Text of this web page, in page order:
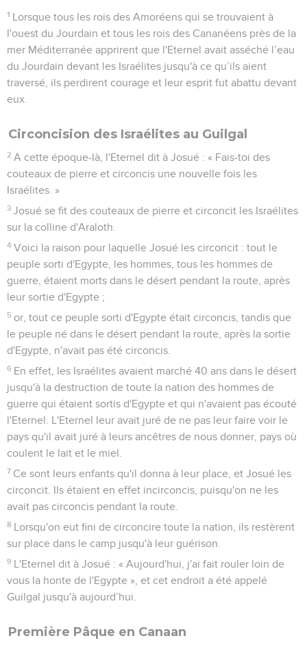
1 Lorsque tous les rois des Amoréens qui se trouvaient à
l'ouest du Jourdain et tous les rois des Cananéens près de la
mer Méditerranée apprirent que l'Eternel avait asséché l’eau
du Jourdain devant les Israélites jusqu'à ce qu’ils aient
traversé, ils perdirent courage et leur esprit fut abattu devant
eux.
Circoncision des Israélites au Guilgal
2 A cette époque-là, l'Eternel dit à Josué : « Fais-toi des
couteaux de pierre et circoncis une nouvelle fois les
Israélites. »
3 Josué se fit des couteaux de pierre et circoncit les Israélites
sur la colline d'Araloth.
4 Voici la raison pour laquelle Josué les circoncit : tout le
peuple sorti d'Egypte, les hommes, tous les hommes de
guerre, étaient morts dans le désert pendant la route, après
leur sortie d'Egypte ;
5 or, tout ce peuple sorti d'Egypte était circoncis, tandis que
le peuple né dans le désert pendant la route, après la sortie
d'Egypte, n'avait pas été circoncis.
6 En effet, les Israélites avaient marché 40 ans dans le désert
jusqu'à la destruction de toute la nation des hommes de
guerre qui étaient sortis d'Egypte et qui n'avaient pas écouté
l'Eternel. L'Eternel leur avait juré de ne pas leur faire voir le
pays qu'il avait juré à leurs ancêtres de nous donner, pays où
coulent le lait et le miel.
7 Ce sont leurs enfants qu'il donna à leur place, et Josué les
circoncit. Ils étaient en effet incirconcis, puisqu'on ne les
avait pas circoncis pendant la route.
8 Lorsqu'on eut fini de circoncire toute la nation, ils restèrent
sur place dans le camp jusqu'à leur guérison.
9 L'Eternel dit à Josué : « Aujourd'hui, j'ai fait rouler loin de
vous la honte de l'Egypte », et cet endroit a été appelé
Guilgal jusqu'à aujourd’hui.
Première Pâque en Canaan